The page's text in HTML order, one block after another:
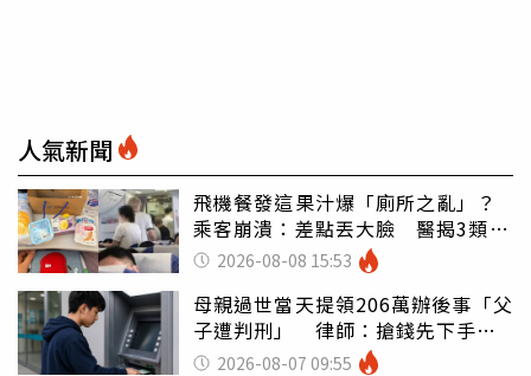
人氣新聞
飛機餐發這果汁爆「廁所之亂」？
乘客崩潰：差點丟大臉 醫揭3類人
別亂喝
2026-08-08 15:53
母親過世當天提領206萬辦後事「父
子遭判刑」 律師：搶錢先下手是
罪 2026-08-07 09:55